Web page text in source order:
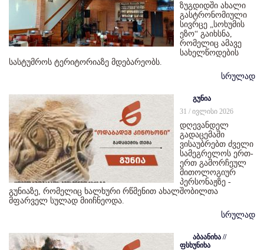
ზუგდიდში ახალი
გასტრონომიული
სივრცე „სოხუმის
ეზო“ გაიხსნა,
რომელიც ამავე
სახელწოდების
სასტუმროს ტერიტორიაზე მდებარეობს.
სრულად
გუნია
31 / ივლისი 2026
დღევანდელ
გადაცემაში
ვისაუბრებთ ძველი
სამეგრელოს ერთ-
ერთ გამორჩეულ
მითოლოგიურ
პერსონაჟზე -
გუნიაზე, რომელიც ხალხური რწმენით ახალშობილთა
მფარველ სულად მიიჩნეოდა.
სრულად
აბაანიხა //
ფსხუნიხა